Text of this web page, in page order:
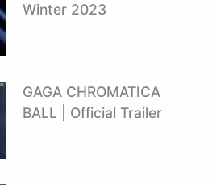
Winter 2023
GAGA CHROMATICA
BALL | Official Trailer